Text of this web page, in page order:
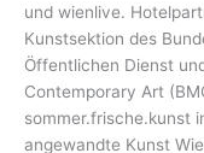
und wienlive.
Kunstsektion des
Öffentlichen Dienst
Contemporary Art
sommer.frische.kunst
angewandte Kunst